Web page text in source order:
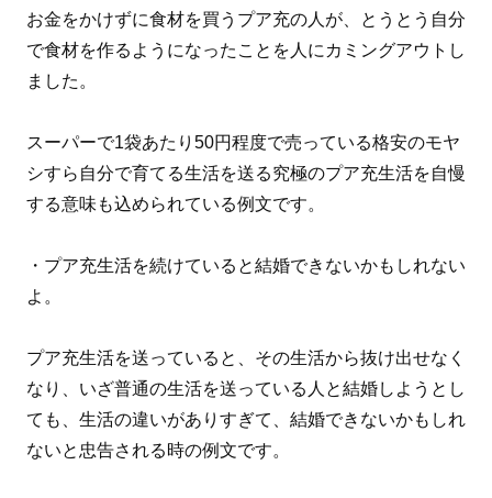
お金をかけずに食材を買うプア充の人が、とうとう自分
で食材を作るようになったことを人にカミングアウトし
ました。
スーパーで1袋あたり50円程度で売っている格安のモヤ
シすら自分で育てる生活を送る究極のプア充生活を自慢
する意味も込められている例文です。
・プア充生活を続けていると結婚できないかもしれない
よ。
プア充生活を送っていると、その生活から抜け出せなく
なり、いざ普通の生活を送っている人と結婚しようとし
ても、生活の違いがありすぎて、結婚できないかもしれ
ないと忠告される時の例文です。